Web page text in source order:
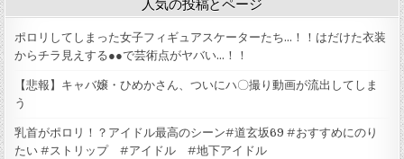
ポロリしてしまった女子フィギュアスケーターたち…！！はだけた衣装
からチラ見えする●●で芸術点がヤバい…！！
【悲報】キャバ嬢・ひめかさん、ついにハ〇撮り動画が流出してしま
う
乳首がポロリ！？アイドル最高のシーン#道玄坂69 #おすすめにのり
たい #ストリップ #アイドル #地下アイドル